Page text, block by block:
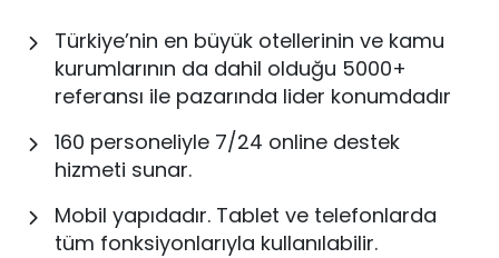
Türkiye’nin en büyük otellerinin ve kamu
kurumlarının da dahil olduğu 5000+
referansı ile pazarında lider konumdadır
160 personeliyle 7/24 online destek
hizmeti sunar.
Mobil yapıdadır. Tablet ve telefonlarda
tüm fonksiyonlarıyla kullanılabilir.